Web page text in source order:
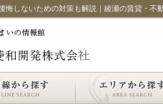
悔しないための対策も解説｜綾瀬の賃貸・